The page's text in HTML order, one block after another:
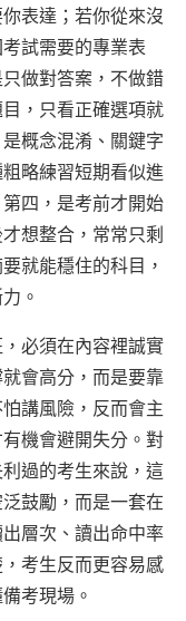
表達；若你從來沒
試需要的專業表
做對答案，不做錯
，只看正確選項就
概念混淆、關鍵字
略練習短期看似進
四，是考前才開始
想整合，常常只剩
就能穩住的科目，
。
必須在內容裡誠實
會高分，而是要靠
講風險，反而會主
機會避開失分。對
過的考生來說，這
鼓勵，而是一套在
層次、讀出命中率
考生反而更容易感
考現場。